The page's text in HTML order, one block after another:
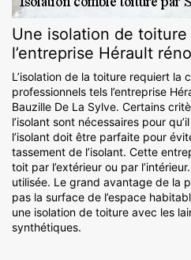
Une isolation de
l’entreprise Hérault
L’isolation de la toiture requiert la
professionnels tels l’entreprise
Bauzille De La Sylve. Certains
l’isolant sont nécessaires pour
l’isolant doit être parfaite pour
tassement de l’isolant. Cette
toit par l’extérieur ou par
utilisée. Le grand avantage de la
pas la surface de l’espace
une isolation de toiture avec les
synthétiques.